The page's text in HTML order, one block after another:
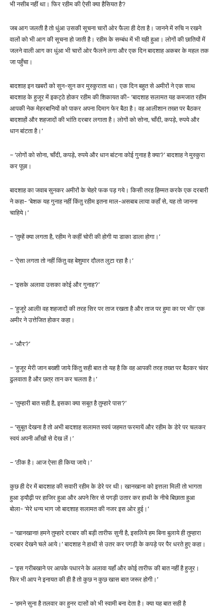
भी नसीब नहीं था। फिर रहीम की ऐसी क्या हैसियत है?
जब आग जलती है तो धुंआ उसकी सूचना चारों ओर फैला ही देता है। जानने में रुचि न रखने
वालों को भी आग की सूचना हो जाती है। रहीम के सम्बंध में भी यही हुआ। लोगों की छातियों में
जलने वाली आग का धुंआ भी चारों ओर फैलने लगा और एक दिन बादशाह अकबर के महल तक
जा पहुँचा।
बादशाह इन खबरों को सुन-सुन कर मुस्कुराता था। एक दिन बहुत से अमीरों ने एक साथ
बादशाह के हुजूर में इकट्ठे होकर रहीम की शिकायत की- ‘बादशाह सलामत यह कमजात रहीम
आपकी नेक मेहरबानियों को पाकर अपना दिमाग फेर बैठा है। वह आलीशान तख्त पर बैठकर
बादशाहों और शहजादों की भांति दरबार लगाता है। लोगों को सोना, चाँदी, कपड़े, रुपये और
धान बांटता है।’
– ‘लोगों को सोना, चाँदी, कपड़े, रुपये और धान बांटना कोई गुनाह है क्या?’ बादशाह ने मुस्कुरा
कर पूछा।
बादशाह का जवाब सुनकर अमीरों के चेहरे फक पड़ गये। किसी तरह हिम्मत करके एक दरबारी
ने कहा- ‘बेशक यह गुनाह नहीं किंतु रहीम इतना माल-असबाब लाया कहाँ से, यह तो जानना
चाहिये।’
– ‘तुम्हें क्या लगता है, रहीम ने कहीं चोरी की होगी या डाका डाला होगा।’
– ‘ऐसा लगता तो नहीं किंतु वह बेशुमार दौलत लुटा रहा है।’
– ‘इसके अलावा उसका कोई और गुनाह?’
– ‘हुजूरे आली! वह शहजादों की तरह सिर पर ताज रखता है और ताज पर हुमा का पर भी!’ एक
अमीर ने उत्तेजित होकर कहा।
– ‘और?’
– ‘हुजूर मेरी जान बख्शी जाये किंतु सही बात तो यह है कि वह आपकी तरह तख्त पर बैठकर चंवर
ढुलवाता है और छत्र तान कर चलता है।’
– ‘तुम्हारी बात सही है, इसका क्या सबूत है तुम्हारे पास?’
– ‘सुबूत देखना है तो अभी बादशाह सलामत स्वयं जहमत फरमायें और रहीम के डेरे पर चलकर
स्वयं अपनी आँखों से देख लें।’
– ‘ठीक है। आज ऐसा ही किया जाये।’
कुछ ही देर में बादशाह की सवारी रहीम के डेरे पर थी। खानखाना को इत्तला मिली तो भागता
हुआ ड्यौढ़ी पर हाजिर हुआ और अपने सिर से पगड़ी उतार कर हाथी के नीचे बिछाता हुआ
बोला- ‘मेरे धन्य भाग जो बादशाह सलामत की नजर इस ओर हुई।’
– ‘खानखाना! हमने तुम्हारे दरबार की बड़ी तारीफ सुनी है, इसलिये हम बिना बुलाये ही तुम्हारा
दरबार देखने चले आये।’ बादशाह ने हाथी से उतर कर पगड़ी के कपड़े पर पैर धरते हुए कहा।
– ‘इस गरीबखाने पर आपके पधारने के अलावा यहाँ और कोई तारीफ की बात नहीं है हुजूर।
फिर भी आप ने इनायत की ही है तो कुछ न कुछ खास बात जरूर होगी।’
– ‘हमने सुना है तलवार का हुनर दासों को भी स्वामी बना देता है। क्या यह बात सही है